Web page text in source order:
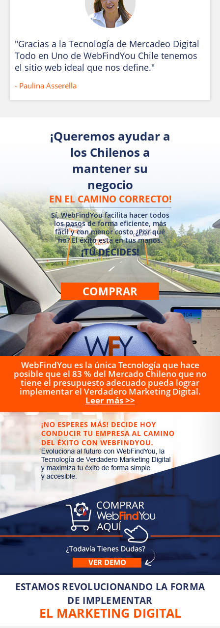
"Gracias a la Tecnología de Mercadeo Digital
Todo en Uno de WebFindYou Chile tenemos
el sitio web ideal que nos define."
- Paulina Asserella
¡Queremos ayudar a
los Chilenos a
mantener su
negocio
EN EL CAMINO CORRECTO!
Sí, WebFindYou facilita hacer todos
los pasos de forma eficiente, más
fácil y con menor costo ¿Por qué
no? El éxito está en tus manos.
¡TÚ DECIDES!
COMPRAR
WebFindYou es la única Tecnología que hace
posible que el 83 % del Mercado Chileno que no
tiene el presupuesto adecuado pueda lograr
implementar el Verdadero Marketing Digital.
Leer más >>
VER DEMO
ESTAMOS REVOLUCIONANDO LA FORMA
DE IMPLEMENTAR
EL MARKETING DIGITAL